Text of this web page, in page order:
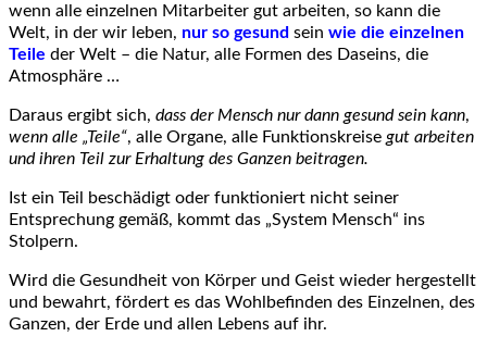
wenn alle einzelnen Mitarbeiter gut arbeiten, so kann die
Welt, in der wir leben, nur so gesund sein wie die einzelnen
Teile der Welt – die Natur, alle Formen des Daseins, die
Atmosphäre …
Daraus ergibt sich, dass der Mensch nur dann gesund sein kann,
wenn alle „Teile“, alle Organe, alle Funktionskreise gut arbeiten
und ihren Teil zur Erhaltung des Ganzen beitragen.
Ist ein Teil beschädigt oder funktioniert nicht seiner
Entsprechung gemäß, kommt das „System Mensch“ ins
Stolpern.
Wird die Gesundheit von Körper und Geist wieder hergestellt
und bewahrt, fördert es das Wohlbefinden des Einzelnen, des
Ganzen, der Erde und allen Lebens auf ihr.